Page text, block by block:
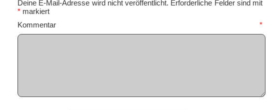
Deine E-Mail-Adresse wird nicht veröffentlicht. Erforderliche Felder sind mit
* markiert
Kommentar *